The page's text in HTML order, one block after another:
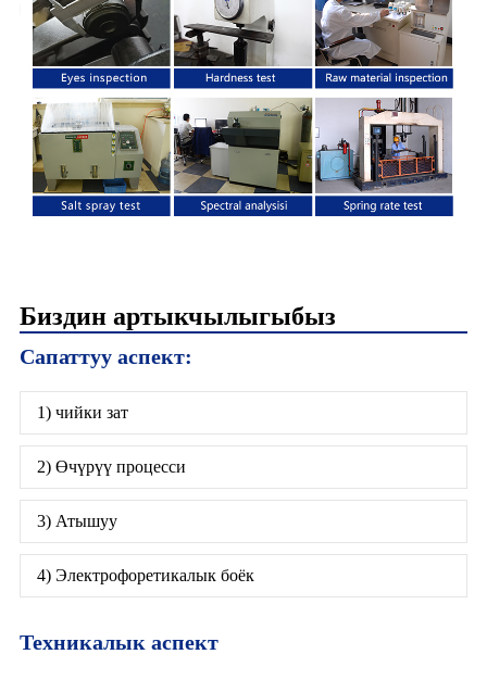
Биздин артыкчылыгыбыз
Сапаттуу аспект:
1) чийки зат
2) Өчүрүү процесси
3) Атышуу
4) Электрофоретикалык боёк
Техникалык аспект